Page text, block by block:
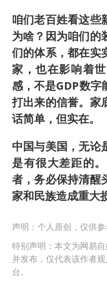
咱们老百姓看这些
为啥？因为咱们的
们的体系，都在实
家，也在影响着
感，不是GDP数字
打出来的信誉。家
话简单，但实在。
中国与美国，无论
是有很大差距的
者，务必保持清醒
家和民族造成重大
声明：个人原创，仅供
特别声明：本文为网易
并发布，仅代表该作者
台。